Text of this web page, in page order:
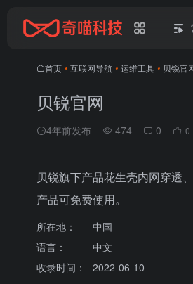
首页 • 互联网导航 • 运维工具 • 贝锐官
贝锐官网
4年前发布 474 0 0
贝锐旗下产品花生壳内网穿透
产品可免费使用。
所在地：
中国
语言：
中文
收录时间：
2022-06-10